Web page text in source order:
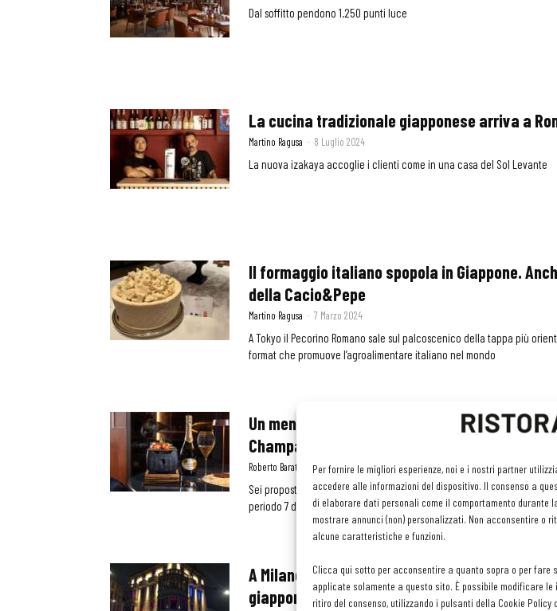
Per fornire le migliori esperienze, noi e i nostri partner
accedere alle informazioni del dispositivo. Il consenso a
di elaborare dati personali come il comportamento durante
mostrare annunci (non) personalizzati. Non acconsentire o
alcune caratteristiche e funzioni.
Clicca qui sotto per acconsentire a quanto sopra o per
applicate solamente a questo sito. È possibile modificare
ritiro del consenso, utilizzando i pulsanti della Cookie
Dal soffitto pendono 1.250 punti luce
La cucina tradizionale giapponese arriva a
Martino Ragusa - 8 Luglio 2024
La nuova izakaya accoglie i clienti come in una casa del Sol Levante
Il formaggio italiano spopola in Giappone.
della Cacio&Pepe
Martino Ragusa - 7 Marzo 2024
A Tokyo il Pecorino Romano sale sul palcoscenico della tappa più
format che promuove l’agroalimentare italiano nel mondo
Un menu per celebrare l’alta cucina
Champagne (e promuovere i calici...
Roberto Barat 6 Dicembre 2023
Sei proposte da abbinare a una calice di Perrier-Jouët. Accade al
periodo 7 dicembre 7 gennaio ha pensato a sei portate perfette in
A Milano apre Ronin, 4 piani di
giapponese